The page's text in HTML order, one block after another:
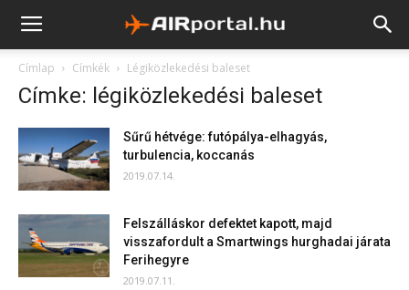
Címlap Címkék Légiközlekedési baleset
Címke: légiközlekedési baleset
Sűrű hétvége: futópálya-elhagyás,
turbulencia, koccanás
2019.07.14.
Felszálláskor defektet kapott, majd
visszafordult a Smartwings hurghadai járata
Ferihegyre
2019.07.11.